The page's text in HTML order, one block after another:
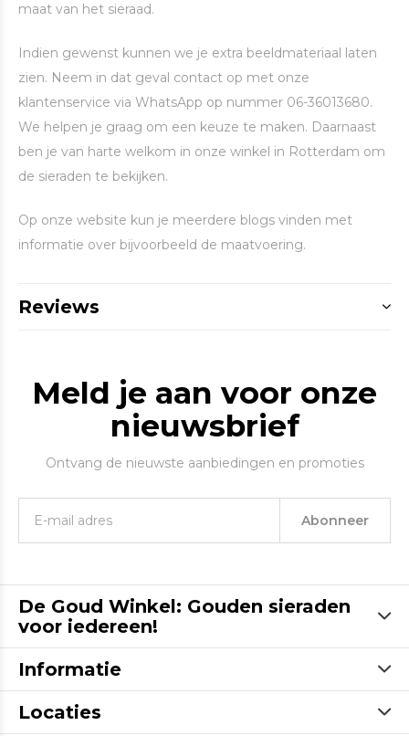
maat van het sieraad.
Indien gewenst kunnen we je extra beeldmateriaal laten
zien. Neem in dat geval contact op met onze
klantenservice via WhatsApp op nummer 06-36013680.
We helpen je graag om een keuze te maken. Daarnaast
ben je van harte welkom in onze winkel in Rotterdam om
de sieraden te bekijken.
Op onze website kun je meerdere blogs vinden met
informatie over bijvoorbeeld de maatvoering.
Reviews
Meld je aan voor onze
nieuwsbrief
Ontvang de nieuwste aanbiedingen en promoties
Abonneer
De Goud Winkel: Gouden sieraden
voor iedereen!
Informatie
Locaties